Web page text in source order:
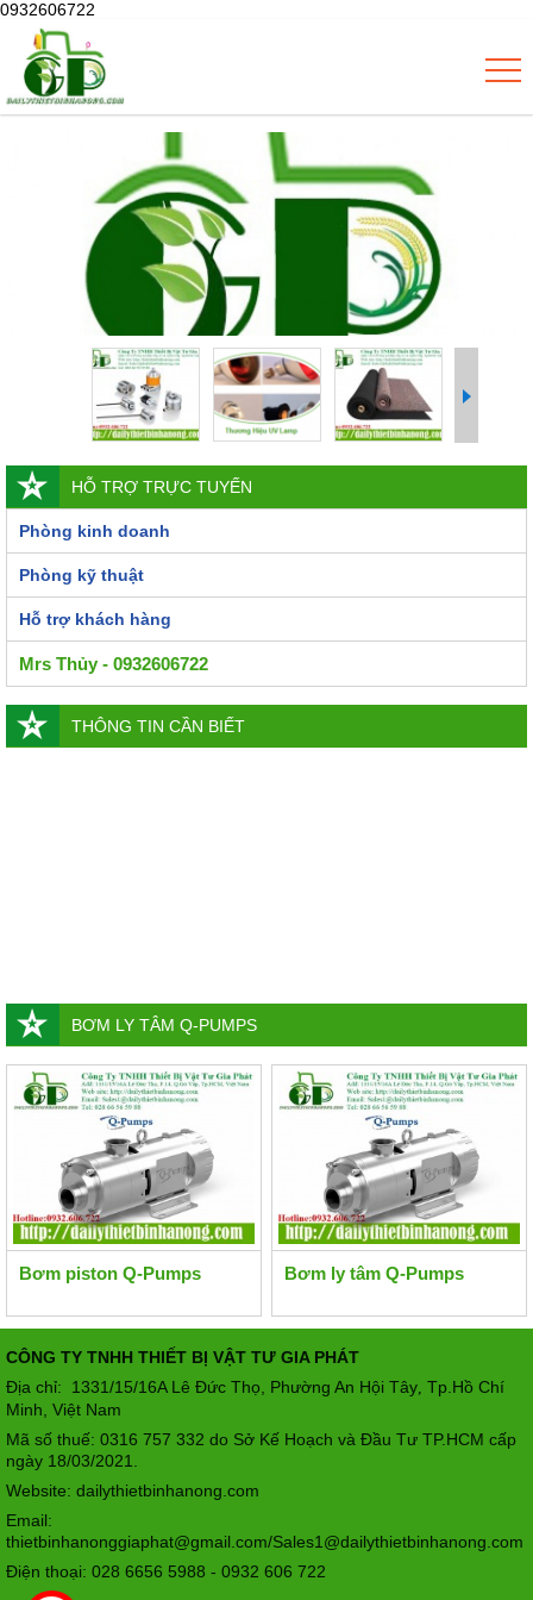
0932606722
HỖ TRỢ TRỰC TUYẾN
Phòng kinh doanh
Phòng kỹ thuật
Hỗ trợ khách hàng
Mrs Thủy - 0932606722
THÔNG TIN CẦN BIẾT
BƠM LY TÂM Q-PUMPS
Bơm piston Q-Pumps Bơm ly tâm Q-Pumps
CÔNG TY TNHH THIẾT BỊ VẬT TƯ GIA PHÁT
Địa chỉ: 1331/15/16A Lê Đức Thọ, Phường An Hội Tây Tp.Hồ Chí
Minh, Việt Nam
Mã số thuế: 0316 757 332 do Sở Kế Hoạch và Đầu Tư TP.HCM cấp
ngày 18/03/2021.
Website: dailythietbinhanong.com
Email:
thietbinhanonggiaphat@gmail.com/Sales1@dailythietbinhanong.com
Điện thoại: 028 6656 5988 - 0932 606 722